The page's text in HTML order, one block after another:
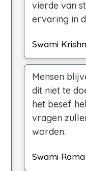
vierde van
ervaring in
Swami
Mensen
dit niet te
het besef
vragen
worden.
Swami Rama